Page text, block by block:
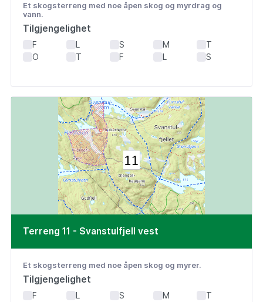
Et skogsterreng med noe åpen skog og myrdrag og
vann.
Tilgjengelighet
F L S M
T
O
T F L S
Terreng 11 - Svanstulfjell vest
Et skogsterreng med noe åpen skog og myrer.
Tilgjengelighet
F L S M
T